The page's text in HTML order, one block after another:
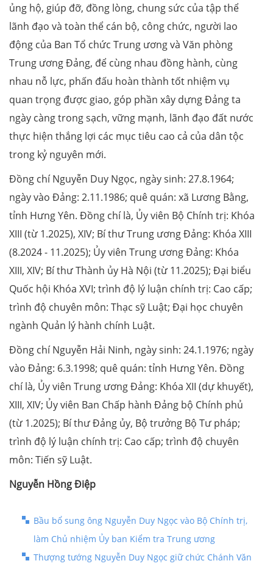
ủng hộ, giúp đỡ, đồng lòng, chung sức của tập thể
lãnh đạo và toàn thể cán bộ, công chức, người lao
động của Ban Tổ chức Trung ương và Văn phòng
Trung ương Đảng, để cùng nhau đồng hành, cùng
nhau nỗ lực, phấn đấu hoàn thành tốt nhiệm vụ
quan trọng được giao, góp phần xây dựng Đảng ta
ngày càng trong sạch, vững mạnh, lãnh đạo đất nước
thực hiện thắng lợi các mục tiêu cao cả của dân tộc
trong kỷ nguyên mới.
Đồng chí Nguyễn Duy Ngọc, ngày sinh: 27.8.1964;
ngày vào Đảng: 2.11.1986; quê quán: xã Lương Bằng,
tỉnh Hưng Yên. Đồng chí là, Ủy viên Bộ Chính trị: Khóa
XIII (từ 1.2025), XIV; Bí thư Trung ương Đảng: Khóa XIII
(8.2024 - 11.2025); Ủy viên Trung ương Đảng: Khóa
XIII, XIV; Bí thư Thành ủy Hà Nội (từ 11.2025); Đại biểu
Quốc hội Khóa XVI; trình độ lý luận chính trị: Cao cấp;
trình độ chuyên môn: Thạc sỹ Luật; Đại học chuyên
ngành Quản lý hành chính Luật.
Đồng chí Nguyễn Hải Ninh, ngày sinh: 24.1.1976; ngày
vào Đảng: 6.3.1998; quê quán: tỉnh Hưng Yên. Đồng
chí là, Ủy viên Trung ương Đảng: Khóa XII (dự khuyết),
XIII, XIV; Ủy viên Ban Chấp hành Đảng bộ Chính phủ
(từ 1.2025); Bí thư Đảng ủy, Bộ trưởng Bộ Tư pháp;
trình độ lý luận chính trị: Cao cấp; trình độ chuyên
môn: Tiến sỹ Luật.
Nguyễn Hồng Điệp
Bầu bổ sung ông Nguyễn Duy Ngọc vào Bộ Chính trị,
làm Chủ nhiệm Ủy ban Kiểm tra Trung ương
Thượng tướng Nguyễn Duy Ngọc giữ chức Chánh Văn